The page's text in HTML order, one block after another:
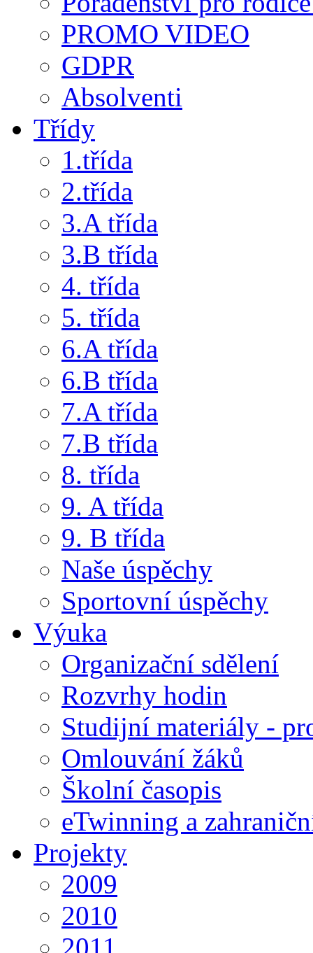
PROMO VIDEO
GDPR
Absolventi
Třídy
1.třída
2.třída
3.A třída
3.B třída
4. třída
5. třída
6.A třída
6.B třída
7.A třída
7.B třída
8. třída
9. A třída
9. B třída
Naše úspěchy
Sportovní úspěchy
Výuka
Organizační sdělení
Rozvrhy hodin
Studijní materiály -
Omlouvání žáků
Školní časopis
eTwinning a
Projekty
2009
2010